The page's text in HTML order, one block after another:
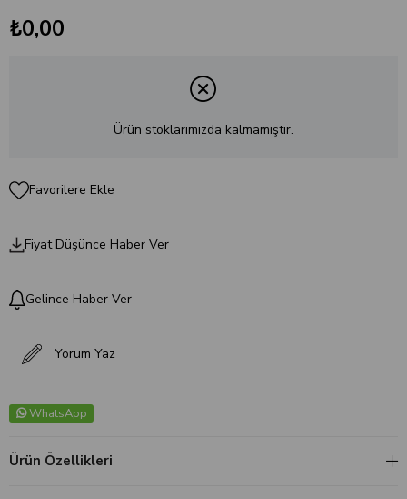
₺0,00
Ürün stoklarımızda kalmamıştır.
Favorilere Ekle
Fiyat Düşünce Haber Ver
Gelince Haber Ver
Yorum Yaz
WhatsApp
Ürün Özellikleri